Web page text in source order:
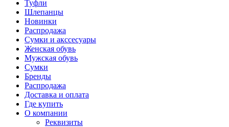
Туфли
Шлепанцы
Новинки
Распродажа
Сумки и акссесуары
Женская обувь
Мужская обувь
Сумки
Бренды
Распродажа
Доставка и оплата
Где купить
О компании
Реквизиты